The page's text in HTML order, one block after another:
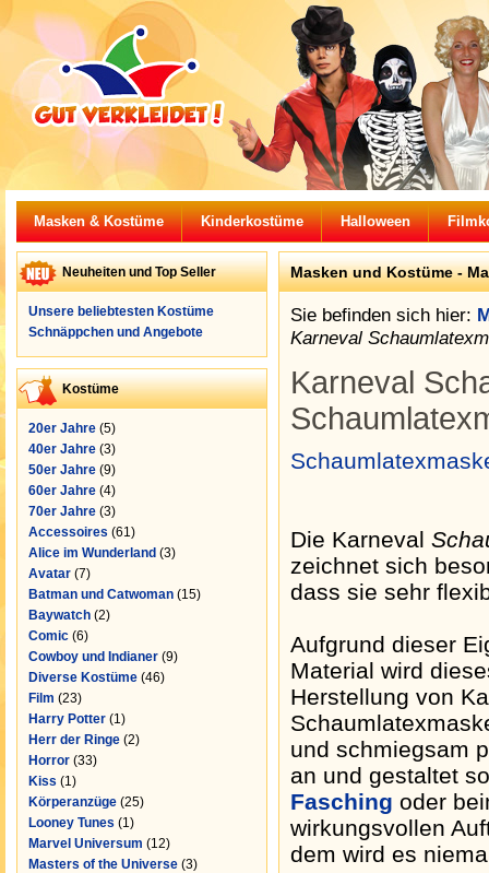
Masken & Kostüme Kinderkostüme Halloween
Neuheiten und Top Seller
Unsere beliebtesten Kostüme
Schnäppchen und Angebote
Kostüme
20er Jahre (5)
40er Jahre (3)
50er Jahre (9)
60er Jahre (4)
70er Jahre (3)
Accessoires (61)
Alice im Wunderland (3)
Avatar (7)
Batman und Catwoman (15)
Baywatch (2)
Comic (6)
Cowboy und Indianer (9)
Diverse Kostüme (46)
Film (23)
Harry Potter (1)
Herr der Ringe (2)
Horror (33)
Kiss (1)
Körperanzüge (25)
Looney Tunes (1)
Marvel Universum (12)
Masters of the Universe (3)
Masken und Kostüme -
Sie befinden sich hier:
Karneval
Karneval
Die Karneval
zeichnet sich
dass sie sehr
Aufgrund dieser
Material wird
Herstellung von
und schmiegsam
an und gestaltet
Fasching oder
wirkungsvollen
dem wird es